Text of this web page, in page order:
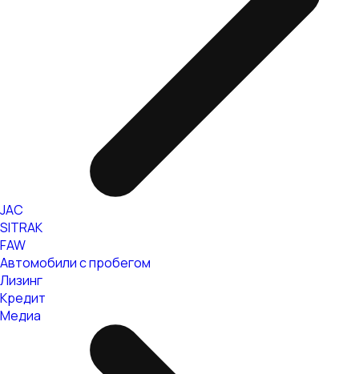
JAC
SITRAK
FAW
Автомобили с пробегом
Лизинг
Кредит
Медиа